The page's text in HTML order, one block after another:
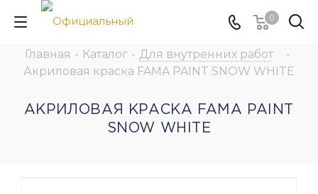
0
Главная - Каталог - Для внутренних работ
-
Акриловая краска FAMA PAINT SNOW WHITE
АКРИЛОВАЯ КРАСКА FAMA PAINT
SNOW WHITE